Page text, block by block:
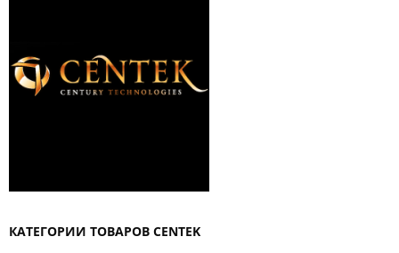
КАТЕГОРИИ ТОВАРОВ CENTEK